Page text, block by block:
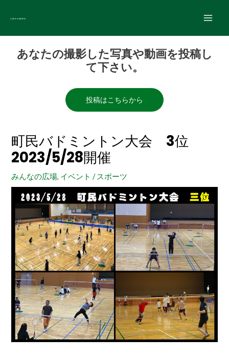
あなたの撮影した写真や動画を投稿し
て下さい。
投稿はこちらから
町民バドミントン大会 3位
2023/5/28開催
みんなの広場, イベント / スポーツ
navigation